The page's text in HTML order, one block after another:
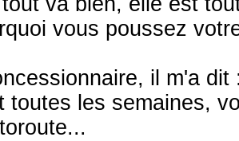
vous poussez
il m'a dit
toutes les semaines,